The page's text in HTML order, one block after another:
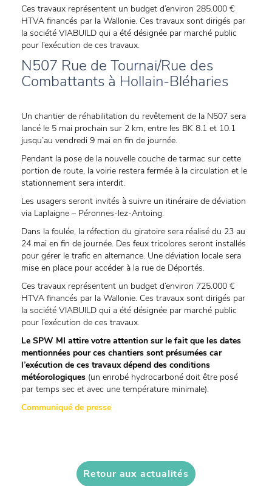
Ces travaux représentent un budget d’environ 285.000 €
HTVA financés par la Wallonie. Ces travaux sont dirigés par
la société VIABUILD qui a été désignée par marché public
pour l’exécution de ces travaux.
N507 Rue de Tournai/Rue des
Combattants à Hollain-Bléharies
Un chantier de réhabilitation du revêtement de la N507 sera
lancé le 5 mai prochain sur 2 km, entre les BK 8.1 et 10.1
jusqu’au vendredi 9 mai en fin de journée.
Pendant la pose de la nouvelle couche de tarmac sur cette
portion de route, la voirie restera fermée à la circulation et le
stationnement sera interdit.
Les usagers seront invités à suivre un itinéraire de déviation
via Laplaigne – Péronnes-lez-Antoing.
Dans la foulée, la réfection du giratoire sera réalisé du 23 au
24 mai en fin de journée. Des feux tricolores seront installés
pour gérer le trafic en alternance. Une déviation locale sera
mise en place pour accéder à la rue de Déportés.
Ces travaux représentent un budget d’environ 725.000 €
HTVA financés par la Wallonie. Ces travaux sont dirigés par
la société VIABUILD qui a été désignée par marché public
pour l’exécution de ces travaux.
Le SPW MI attire votre attention sur le fait que les dates
mentionnées pour ces chantiers sont présumées car
l’exécution de ces travaux dépend des conditions
météorologiques (un enrobé hydrocarboné doit être posé
par temps sec et avec une température minimale).
Communiqué de presse
Retour aux actualités